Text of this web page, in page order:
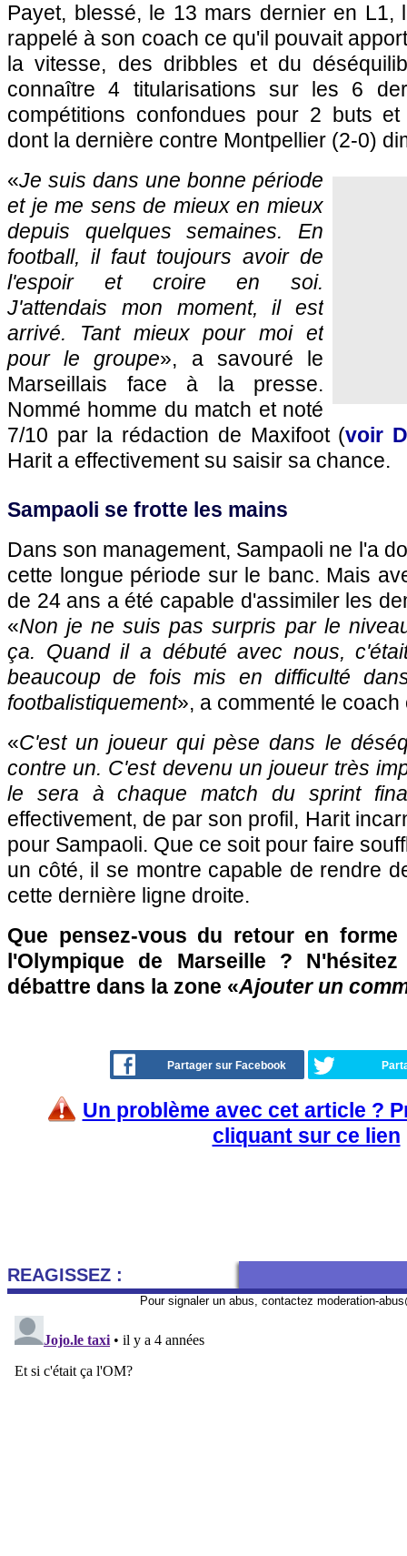
Payet, blessé, le 13 mars dernier en L1,
rappelé à son coach ce qu'il pouvait
la vitesse, des dribbles et du
connaître 4 titularisations sur les 6
compétitions confondues pour 2 buts
dont la dernière contre Montpellier (2-0)
«Je suis dans une bonne période
et je me sens de mieux en mieux
depuis quelques semaines. En
football, il faut toujours avoir de
l'espoir et croire en soi.
J'attendais mon moment, il est
arrivé. Tant mieux pour moi et
pour le groupe», a savouré le
Marseillais face à la presse.
Nommé homme du match et noté
7/10 par la rédaction de Maxifoot (voir
Harit a effectivement su saisir sa chance.
Sampaoli se frotte les mains
Dans son management, Sampaoli ne l'a
cette longue période sur le banc. Mais
de 24 ans a été capable d'assimiler les
«Non je ne suis pas surpris par le
ça. Quand il a débuté avec nous,
beaucoup de fois mis en difficulté
footbalistiquement», a commenté le coach
«C'est un joueur qui pèse dans le
contre un. C'est devenu un joueur très
le sera à chaque match du sprint
effectivement, de par son profil, Harit
pour Sampaoli. Que ce soit pour faire
un côté, il se montre capable de rendre
cette dernière ligne droite.
Que pensez-vous du retour en
l'Olympique de Marseille ?
débattre dans la zone «Ajouter un
Partager sur Facebook
Un problème avec cet article ?
cliquant sur ce lien
REAGISSEZ :
Pour signaler un abus, contactez moderation-